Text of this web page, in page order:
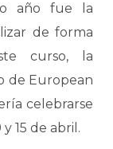
año fue la
de forma
curso, la
de European
celebrarse
15 de abril.